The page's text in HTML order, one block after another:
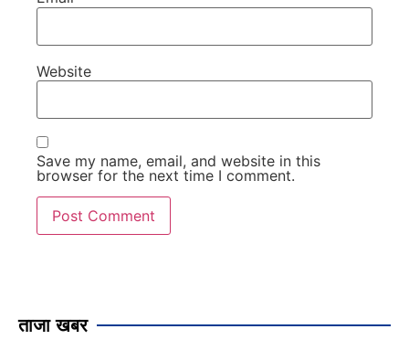
Website
Save my name, email, and website in this
browser for the next time I comment.
ताजा खबर